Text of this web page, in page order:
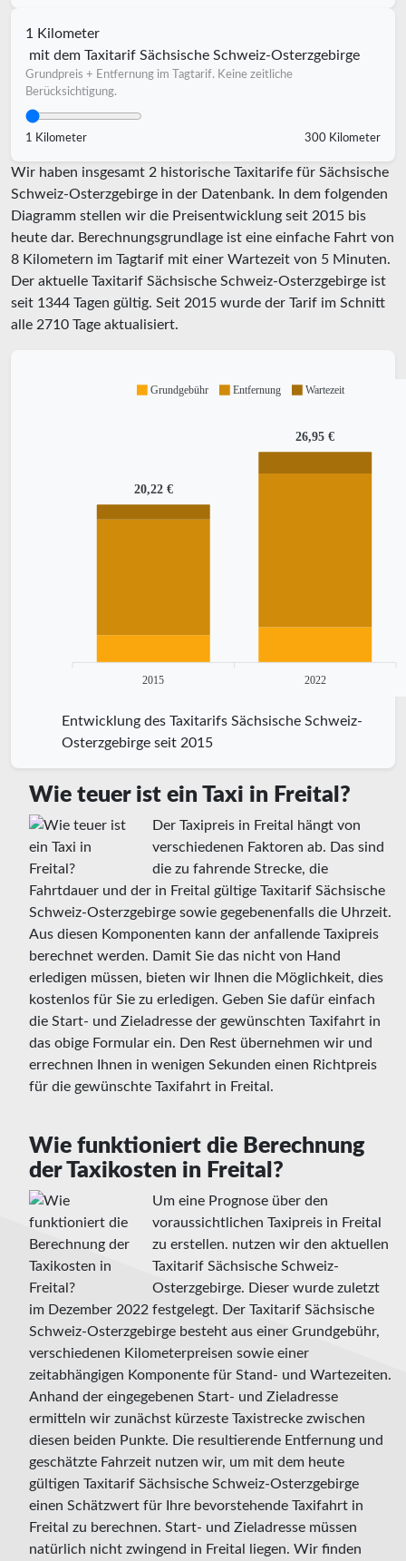
1 Kilometer
mit dem Taxitarif Sächsische Schweiz-Osterzgebirge
Grundpreis + Entfernung im Tagtarif. Keine zeitliche
Berücksichtigung.
1 Kilometer 300 Kilometer
Wir haben insgesamt 2 historische Taxitarife für Sächsische
Schweiz-Osterzgebirge in der Datenbank. In dem folgenden
Diagramm stellen wir die Preisentwicklung seit 2015 bis
heute dar. Berechnungsgrundlage ist eine einfache Fahrt von
8 Kilometern im Tagtarif mit einer Wartezeit von 5 Minuten.
Der aktuelle Taxitarif Sächsische Schweiz-Osterzgebirge ist
seit 1344 Tagen gültig. Seit 2015 wurde der Tarif im Schnitt
alle 2710 Tage aktualisiert.
20,22 €
26,95 €
2015 2022
Grundgebühr Entfernung Wartezeit
Entwicklung des Taxitarifs Sächsische Schweiz-
Osterzgebirge seit 2015
Wie teuer ist ein Taxi in Freital?
Der Taxipreis in Freital hängt von
verschiedenen Faktoren ab. Das sind
die zu fahrende Strecke, die
Fahrtdauer und der in Freital gültige Taxitarif Sächsische
Schweiz-Osterzgebirge sowie gegebenenfalls die Uhrzeit.
Aus diesen Komponenten kann der anfallende Taxipreis
berechnet werden. Damit Sie das nicht von Hand
erledigen müssen, bieten wir Ihnen die Möglichkeit, dies
kostenlos für Sie zu erledigen. Geben Sie dafür einfach
die Start- und Zieladresse der gewünschten Taxifahrt in
das obige Formular ein. Den Rest übernehmen wir und
errechnen Ihnen in wenigen Sekunden einen Richtpreis
für die gewünschte Taxifahrt in Freital.
Wie funktioniert die Berechnung
der Taxikosten in Freital?
Um eine Prognose über den
voraussichtlichen Taxipreis in Freital
zu erstellen. nutzen wir den aktuellen
Taxitarif Sächsische Schweiz-
Osterzgebirge. Dieser wurde zuletzt
im Dezember 2022 festgelegt. Der Taxitarif Sächsische
Schweiz-Osterzgebirge besteht aus einer Grundgebühr,
verschiedenen Kilometerpreisen sowie einer
zeitabhängigen Komponente für Stand- und Wartezeiten.
Anhand der eingegebenen Start- und Zieladresse
ermitteln wir zunächst kürzeste Taxistrecke zwischen
diesen beiden Punkte. Die resultierende Entfernung und
geschätzte Fahrzeit nutzen wir, um mit dem heute
gültigen Taxitarif Sächsische Schweiz-Osterzgebirge
einen Schätzwert für Ihre bevorstehende Taxifahrt in
Freital zu berechnen. Start- und Zieladresse müssen
natürlich nicht zwingend in Freital liegen. Wir finden